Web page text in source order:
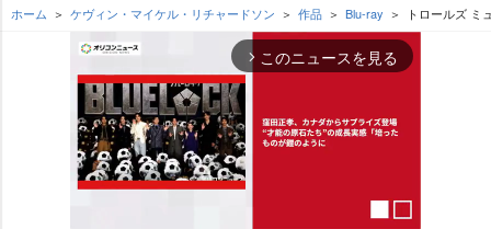
ホーム ケヴィン・マイケル・リチャードソン 作品 Blu-ray トロールズ ミ
arrow_forward_ios このニュースを見る